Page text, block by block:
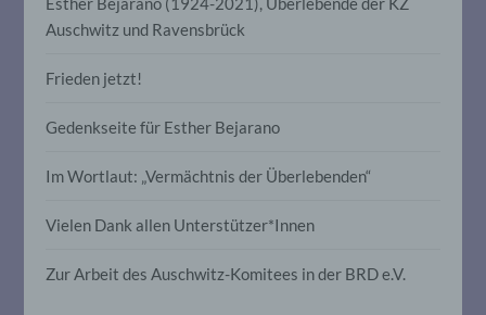
Auschwitz und Ravensbrück
Frieden jetzt!
Gedenkseite für Esther Bejarano
Im Wortlaut: „Vermächtnis der Überlebenden“
Vielen Dank allen Unterstützer*Innen
Zur Arbeit des Auschwitz-Komitees in der BRD e.V.
Verbreitung oder eine andere Form der
Bereitstellung, den Abgleich oder die
Löschen oder die Vernichtung.
d) Einschränkung der Verarbeitung
Einschränkung der Verarbeitung ist die
personenbezogener Daten mit dem Ziel,